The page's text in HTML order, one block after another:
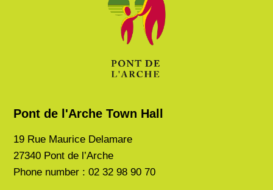
Pont de l'Arche Town Hall
19 Rue Maurice Delamare
27340 Pont de l’Arche
Phone number : 02 32 98 90 70